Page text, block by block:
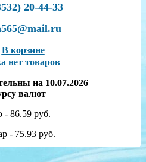
20-44-33
В корзине
нет товаров
на 10.07.2026
валют
- 86.59 руб.
- 75.93 руб.